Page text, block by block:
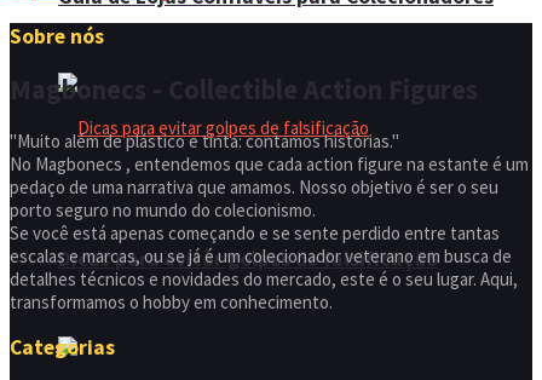
Dicas para evitar golpes de falsificação
Sobre nós
Magbonecs - Collectible Action Figures
"Muito além de plástico e tinta: contamos histórias."
No Magbonecs , entendemos que cada action figure na estante é um
pedaço de uma narrativa que amamos. Nosso objetivo é ser o seu
porto seguro no mundo do colecionismo.
Se você está apenas começando e se sente perdido entre tantas
escalas e marcas, ou se já é um colecionador veterano em busca de
detalhes técnicos e novidades do mercado, este é o seu lugar. Aqui,
transformamos o hobby em conhecimento.
Categorias